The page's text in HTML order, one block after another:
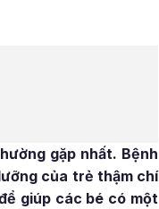
gặp nhất. Bệnh
của trẻ thậm chí
giúp các bé có một